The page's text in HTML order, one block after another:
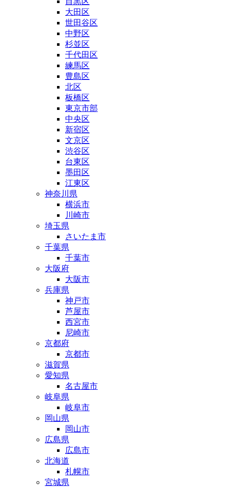
大田区
世田谷区
中野区
杉並区
千代田区
練馬区
豊島区
北区
板橋区
東京市部
中央区
新宿区
文京区
渋谷区
台東区
墨田区
江東区
神奈川県
横浜市
川崎市
埼玉県
さいたま市
千葉県
千葉市
大阪府
大阪市
兵庫県
神戸市
芦屋市
西宮市
尼崎市
京都府
京都市
滋賀県
愛知県
名古屋市
岐阜県
岐阜市
岡山県
岡山市
広島県
広島市
北海道
札幌市
宮城県